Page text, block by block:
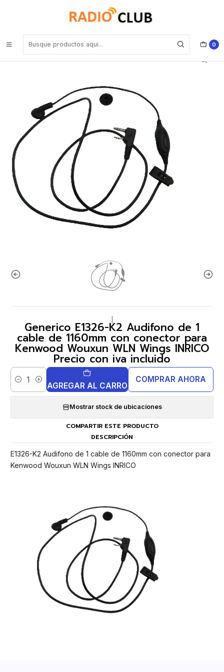
0
Generico E1326-K2 Audifono de 1 cable de 1160mm con conector
para Kenwood Wouxun WLN Wings INRICO Precio con iva incluido
Generico E1326-K2 Audifono de 1
cable de 1160mm con conector para
Kenwood Wouxun WLN Wings INRICO
Precio con iva incluido
Cantidad AGREGAR AL CARRO
COMPRAR AHORA
Mostrar stock de ubicaciones
COMPARTIR ESTE PRODUCTO
DESCRIPCIÓN
E1326-K2 Audifono de 1 cable de 1160mm con conector para
Kenwood Wouxun WLN Wings INRICO